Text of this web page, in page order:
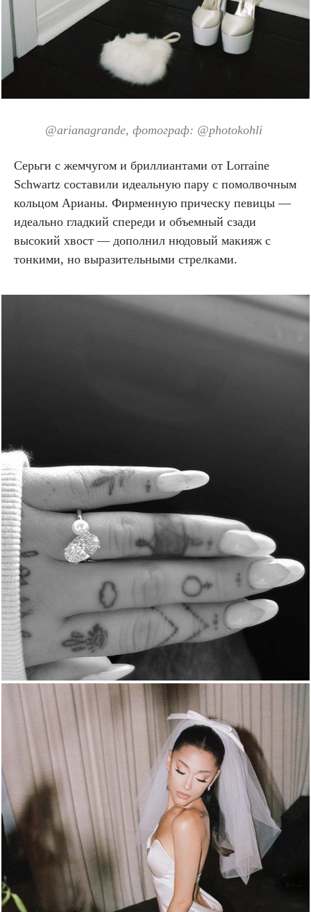
@arianagrande, фотограф: @photokohli
Серьги с жемчугом и бриллиантами от Lorraine
Schwartz составили идеальную пару с помолвочным
кольцом Арианы. Фирменную прическу певицы —
идеально гладкий спереди и объемный сзади
высокий хвост — дополнил нюдовый макияж с
тонкими, но выразительными стрелками.